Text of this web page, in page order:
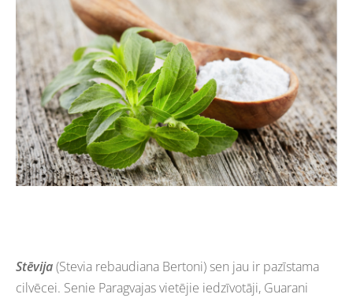
Stēvija(Stevia rebaudiana Bertoni) sen jau ir pazīstama
cilvēcei. Senie Paragvajas vietējie iedzīvotāji, Guarani